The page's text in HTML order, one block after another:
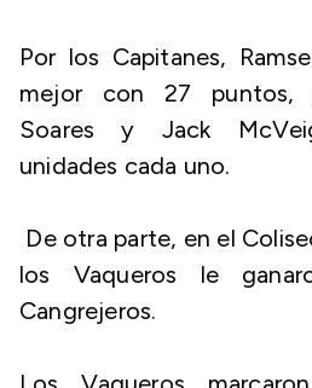
Por los Capitanes,
mejor con 27 puntos,
Soares y Jack
unidades cada uno.
De otra parte, en el
los Vaqueros le
Cangrejeros.